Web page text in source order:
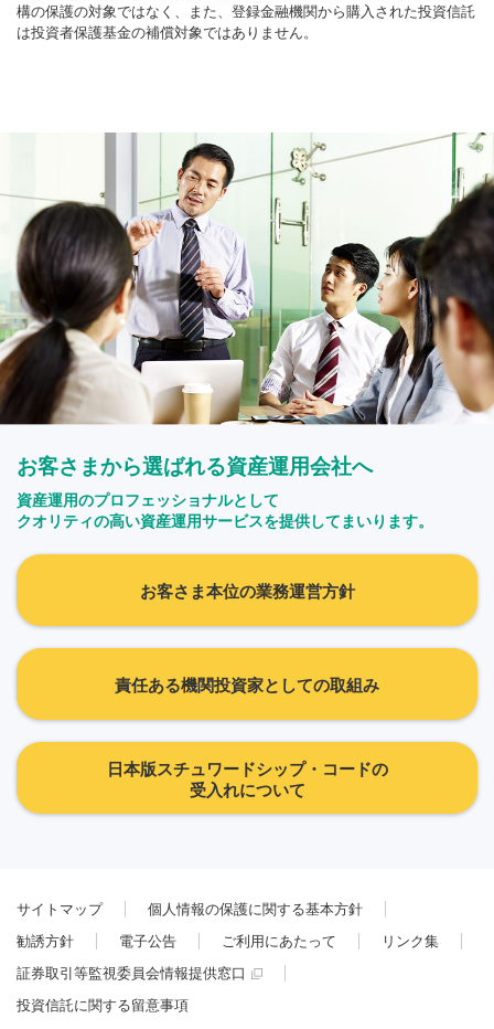
構の保護の対象ではなく、また、登録金融機関から購入された投資信託
は投資者保護基金の補償対象ではありません。
お客さまから選ばれる資産運用会社へ
資産運用のプロフェッショナルとして
クオリティの高い資産運用サービスを提供してまいります。
お客さま本位の業務運営方針
責任ある機関投資家としての取組み
日本版スチュワードシップ・コードの
受入れについて
サイトマップ
個人情報の保護に関する基本方針
勧誘方針
電子公告 ご利用にあたって
リンク集
証券取引等監視委員会情報提供窓口
投資信託に関する留意事項